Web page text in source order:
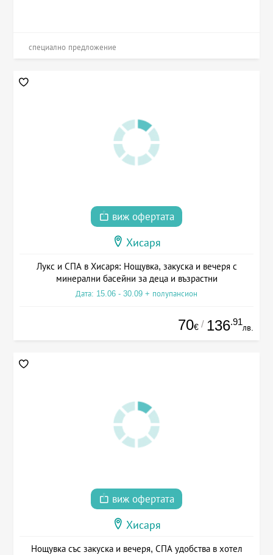
специално предложение
виж офертата
Хисаря
Лукс и СПА в Хисаря: Нощувка, закуска и вечеря с
минерални басейни за деца и възрастни
Дата: 15.06 - 30.09 + полупансион
70€ / 136.91
лв.
виж офертата
Хисаря
Нощувка със закуска и вечеря, СПА удобства в хотел